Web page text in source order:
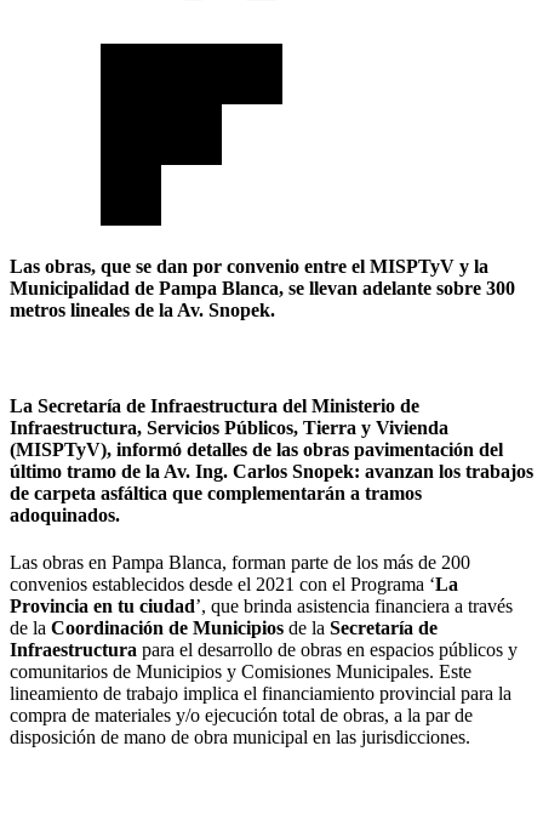
Las obras, que se dan por convenio entre el MISPTyV y la
Municipalidad de Pampa Blanca, se llevan adelante sobre 300
metros lineales de la Av. Snopek.
La Secretaría de Infraestructura del Ministerio de
Infraestructura, Servicios Públicos, Tierra y Vivienda
(MISPTyV), informó detalles de las obras pavimentación del
último tramo de la Av. Ing. Carlos Snopek: avanzan los trabajos
de carpeta asfáltica que complementarán a tramos
adoquinados.
Las obras en Pampa Blanca, forman parte de los más de 200
convenios establecidos desde el 2021 con el Programa ‘La
Provincia en tu ciudad’, que brinda asistencia financiera a través
de la Coordinación de Municipios de la Secretaría de
Infraestructura para el desarrollo de obras en espacios públicos y
comunitarios de Municipios y Comisiones Municipales. Este
lineamiento de trabajo implica el financiamiento provincial para la
compra de materiales y/o ejecución total de obras, a la par de
disposición de mano de obra municipal en las jurisdicciones.